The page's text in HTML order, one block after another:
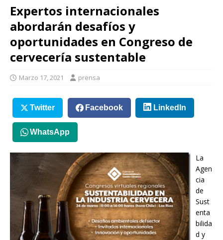
Expertos internacionales
abordarán desafíos y
oportunidades en Congreso de
cervecería sustentable
Marzo 17, 2021 prensa
Twitter Facebook LinkedIn
WhatsApp
La
Agen
cia
de
Sust
enta
bilida
d y